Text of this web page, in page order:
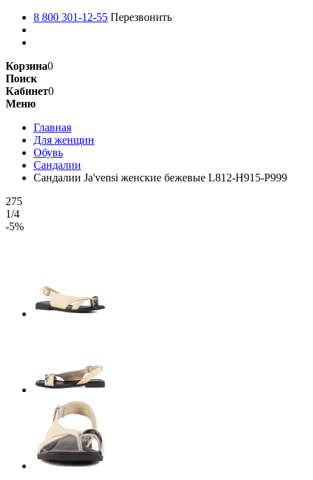
8 800 301-12-55 Перезвонить
Корзина0
Поиск
Кабинет0
Меню
Главная
Для женщин
Обувь
Сандалии
Сандалии Ja'vensi женские бежевые L812-H915-P999
275
1/4
-5%